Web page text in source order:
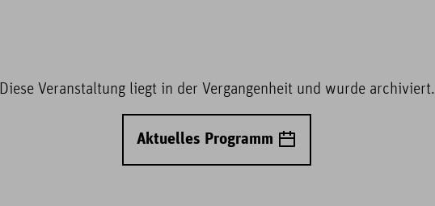
Diese Veranstaltung liegt in der Vergangenheit und wurde archiviert.
Aktuelles Programm